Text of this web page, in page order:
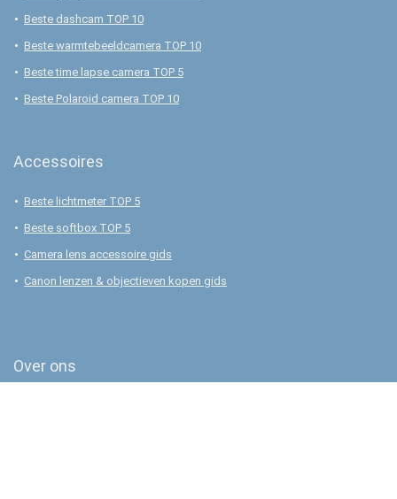
Beste dashcam TOP 10
Beste warmtebeeldcamera TOP 10
Beste time lapse camera TOP 5
Beste Polaroid camera TOP 10
Accessoires
Beste lichtmeter TOP 5
Beste softbox TOP 5
Camera lens accessoire gids
Canon lenzen & objectieven kopen gids
Over ons